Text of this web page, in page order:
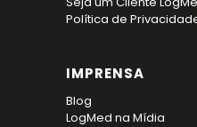
Política de
IMPRENSA
Blog
LogMed na Mídia